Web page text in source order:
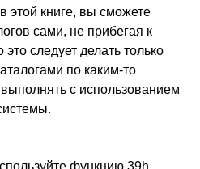
этой книге, вы сможете
сами, не прибегая к
следует делать только
по каким-то
с использованием
функцию 39h